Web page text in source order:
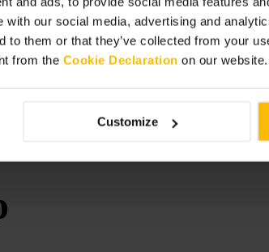
with our social media, advertising and
to them or that they’ve collected from your
from the Cookie Declaration on our website.
Customize
sui vini, indicando
martedì la formula con
gratuite. Adatto per un